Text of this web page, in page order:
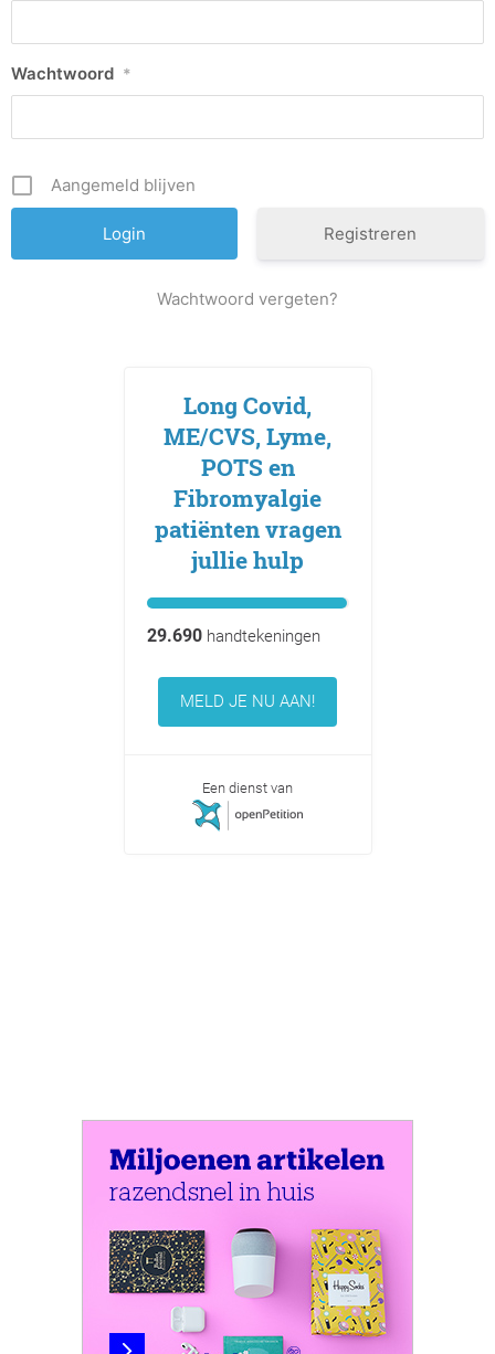
Wachtwoord *
Aangemeld blijven
Registreren
Wachtwoord vergeten?
Long Covid,
ME/CVS, Lyme,
POTS en
Fibromyalgie
patiënten vragen
jullie hulp
29.690handtekeningen
MELD JE NU AAN!
Een dienst van